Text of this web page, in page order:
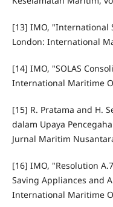
[13] IMO, "International
London: International
[14] IMO, "SOLAS
International Maritime
[15] R. Pratama and H.
dalam Upaya
Jurnal Maritim
[16] IMO, "Resolution
Saving Appliances and
International Maritime